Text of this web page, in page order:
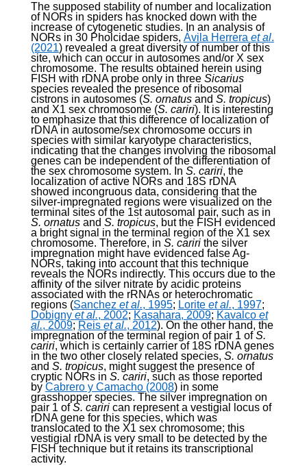
The supposed stability of number and localization
of NORs in spiders has knocked down with the
increase of cytogenetic studies. In an analysis of
NORs in 30 Pholcidae spiders, Ávila Herrera et al.
(2021) revealed a great diversity of number of this
site, which can occur in autosomes and/or X sex
chromosome. The results obtained herein using
FISH with rDNA probe only in three Sicarius
species revealed the presence of ribosomal
cistrons in autosomes (S. ornatus and S. tropicus)
and X1 sex chromosome (S. cariri). It is interesting
to emphasize that this difference of localization of
rDNA in autosome/sex chromosome occurs in
species with similar karyotype characteristics,
indicating that the changes involving the ribosomal
genes can be independent of the differentiation of
the sex chromosome system. In S. cariri, the
localization of active NORs and 18S rDNA
showed incongruous data, considering that the
silver-impregnated regions were visualized on the
terminal sites of the 1st autosomal pair, such as in
S. ornatus and S. tropicus, but the FISH evidenced
a bright signal in the terminal region of the X1 sex
chromosome. Therefore, in S. cariri the silver
impregnation might have evidenced false Ag-
NORs, taking into account that this technique
reveals the NORs indirectly. This occurs due to the
affinity of the silver nitrate by acidic proteins
associated with the rRNAs or heterochromatic
regions (Sanchez et al., 1995; Lorite et al., 1997;
Dobigny et al., 2002; Kasahara, 2009; Kavalco et
al., 2009; Reis et al., 2012). On the other hand, the
impregnation of the terminal region of pair 1 ofS.
cariri, which is certainly carrier of 18S rDNA genes
in the two other closely related species, S. ornatus
and S. tropicus, might suggest the presence of
cryptic NORs in S. cariri, such as those reported
by Cabrero y Camacho (2008) in some
grasshopper species. The silver impregnation on
pair 1 ofS. cariri can represent a vestigial locus of
rDNA gene for this species, which was
translocated to the X1 sex chromosome; this
vestigial rDNA is very small to be detected by the
FISH technique but it retains its transcriptional
activity.